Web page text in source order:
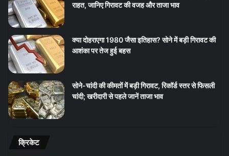
राहत, जानिए गिरावट की वजह और ताजा भाव
क्या दोहराएगा 1980 जैसा इतिहास? सोने में बड़ी गिरावट की
आशंका पर तेज हुई बहस
सोने-चांदी की कीमतों में बड़ी गिरावट, रिकॉर्ड स्तर से फिसली
चांदी; खरीदारी से पहले जानें ताजा भाव
क्रिकेट